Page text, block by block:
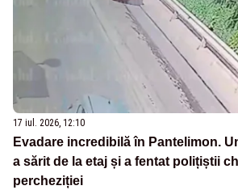
17 iul. 2026, 12:10
Evadare incredibilă în Pantelimon.
a sărit de la etaj și a fentat polițiștii
percheziției